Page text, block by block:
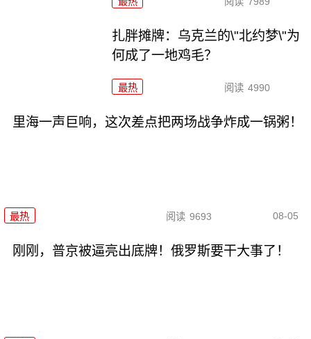
扎胖摊牌：乌克兰的\"北约梦\"为
何成了一地鸡毛？
最热 阅读 4990
里海一声巨响，这次差点把两场战争炸成一锅粥！
最热 阅读 9693 08-05
刚刚，普京被逼亮出底牌！俄罗斯要干大事了！